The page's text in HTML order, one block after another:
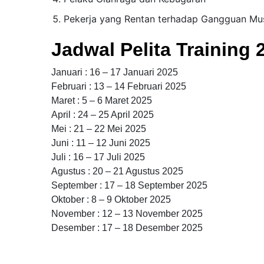
Pekerja yang Rentan terhadap Gangguan
Jadwal Pelita Training
Januari : 16 – 17 Januari 2025
Februari : 13 – 14 Februari 2025
Maret : 5 – 6 Maret 2025
April : 24 – 25 April 2025
Mei : 21 – 22 Mei 2025
Juni : 11 – 12 Juni 2025
Juli : 16 – 17 Juli 2025
Agustus : 20 – 21 Agustus 2025
September : 17 – 18 September 2025
Oktober : 8 – 9 Oktober 2025
November : 12 – 13 November 2025
Desember : 17 – 18 Desember 2025